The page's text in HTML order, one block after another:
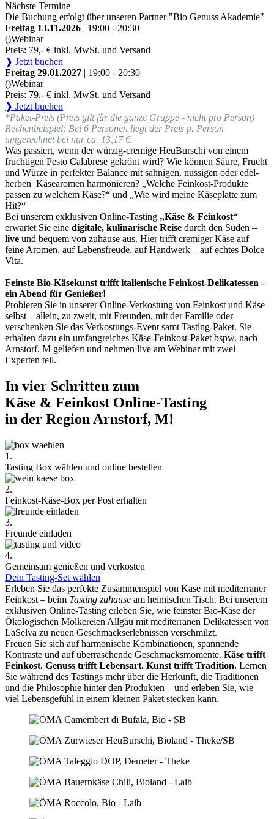
Nächste Termine
Die Buchung erfolgt über unseren Partner "Bio Genuss Akademie"
Freitag 13.11.2026 | 19:00 - 20:30
()Webinar
Preis: 79,- € inkl. MwSt. und Versand
❱ Jetzt buchen
Freitag 29.01.2027 | 19:00 - 20:30
()Webinar
Preis: 79,- € inkl. MwSt. und Versand
❱ Jetzt buchen
*Paket-Preis (Preis gilt für die ganze Gruppe - nicht pro Person)
Rechenbeispiel: Bei 6 Personen liegt der Preis p. Person
umgerechnet bei nur ca. 13,17 €.
Was passiert, wenn der würzig-cremige HeuBurschi von einem
fruchtigen Pesto Calabrese gekrönt wird? Wie können Säure, Frucht
und Würze in perfekter Balance mit sahnigen, nussigen oder edel-
herben Käsearomen harmonieren? „Welche Feinkost-Produkte
passen zu welchem Käse?“ und „Wie wird meine Käseplatte zum
Hit?“
Bei unserem exklusiven Online-Tasting „Käse & Feinkost“
erwartet Sie eine digitale, kulinarische Reise durch den Süden –
live und bequem von zuhause aus. Hier trifft cremiger Käse auf
feine Aromen, auf Lebensfreude, auf Handwerk – auf echtes Dolce
Vita.
Feinste Bio-Käsekunst trifft italienische Feinkost-Delikatessen –
ein Abend für Genießer!
Probieren Sie in unserer Online-Verkostung von Feinkost und Käse
selbst – allein, zu zweit, mit Freunden, mit der Familie oder
verschenken Sie das Verkostungs-Event samt Tasting-Paket. Sie
erhalten dazu ein umfangreiches Käse-Feinkost-Paket bspw. nach
Arnstorf, M geliefert und nehmen live am Webinar mit zwei
Experten teil.
In vier Schritten zum
Käse & Feinkost Online-Tasting
in der Region Arnstorf, M!
1.
Tasting Box wählen und online bestellen
2.
Feinkost-Käse-Box per Post erhalten
3.
Freunde einladen
4.
Gemeinsam genießen und verkosten
Dein Tasting-Set wählen
Erleben Sie das perfekte Zusammenspiel von Käse mit mediterraner
Feinkost – beim Tasting zuhause am heimischen Tisch. Bei unserem
exklusiven Online-Tasting erleben Sie, wie feinster Bio-Käse der
Ökologischen Molkereien Allgäu mit mediterranen Delikatessen von
LaSelva zu neuen Geschmackserlebnissen verschmilzt.
Freuen Sie sich auf harmonische Kombinationen, spannende
Kontraste und auf überraschende Geschmacksmomente. Käse trifft
Feinkost. Genuss trifft Lebensart. Kunst trifft Tradition. Lernen
Sie während des Tastings mehr über die Herkunft, die Traditionen
und die Philosophie hinter den Produkten – und erleben Sie, wie
viel Lebensgefühl in einem kleinen Paket stecken kann.